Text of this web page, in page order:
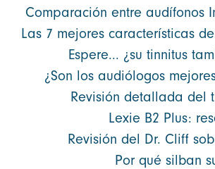
Comparación entre audífonos
Las 7 mejores características
Espere... ¿su tinnitus
¿Son los audiólogos
Revisión detallada del
Lexie B2 Plus:
Revisión del Dr. Cliff
Por qué silban